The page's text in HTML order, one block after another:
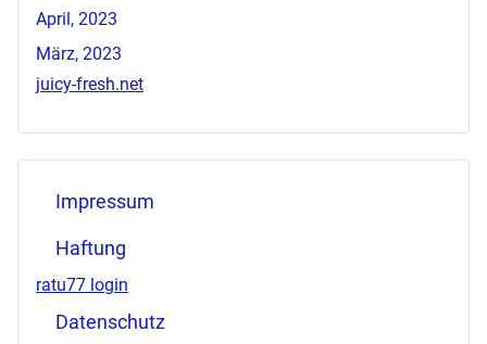
April, 2023
März, 2023
juicy-fresh.net
Impressum
Haftung
ratu77 login
Datenschutz